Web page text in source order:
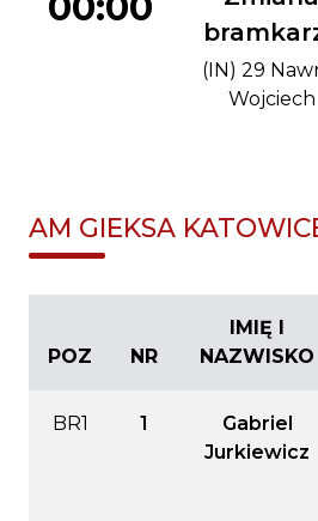
(IN) 29
Wojciech
AM GIEKSA
POZ NR
IMIĘ I
NAZWISKO
BR1 1
Gabriel
Jurkiewicz